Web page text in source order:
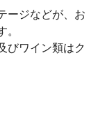
ージなどが、お
。
びワイン類はク